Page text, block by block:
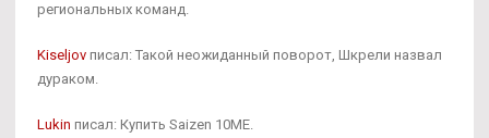
региональных команд.
Kiseljov писал: Такой неожиданный поворот, Шкрели назвал
дураком.
Lukin писал: Купить Saizen 10ME.